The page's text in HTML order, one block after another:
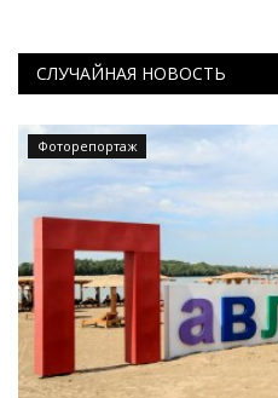
СЛУЧАЙНАЯ НОВОСТЬ
Фоторепортаж